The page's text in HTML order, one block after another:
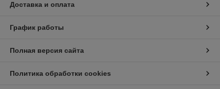
Доставка и оплата
График работы
Полная версия сайта
Политика обработки cookies